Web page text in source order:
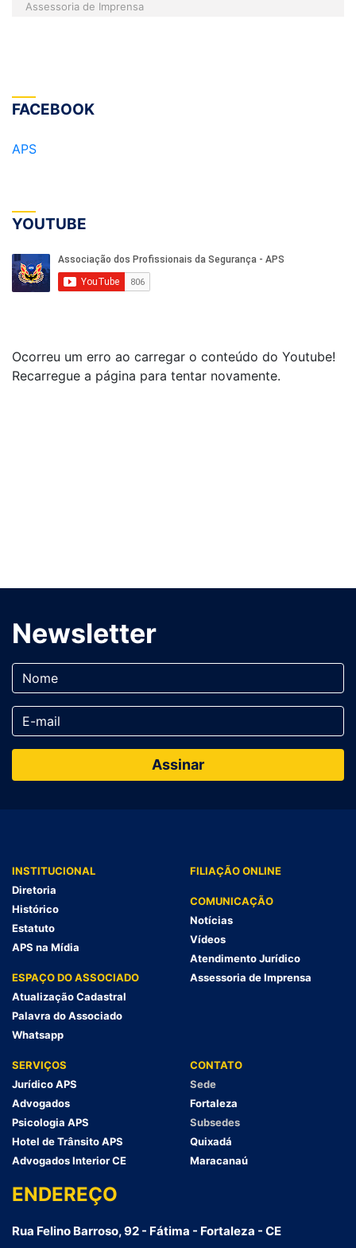
Assessoria de Imprensa
FACEBOOK
APS
YOUTUBE
Ocorreu um erro ao carregar o conteúdo do Youtube!
Recarregue a página para tentar novamente.
Newsletter
INSTITUCIONAL
Diretoria
Histórico
Estatuto
APS na Mídia
ESPAÇO DO ASSOCIADO
Atualização Cadastral
Palavra do Associado
Whatsapp
FILIAÇÃO ONLINE
COMUNICAÇÃO
Notícias
Vídeos
Atendimento Jurídico
Assessoria de Imprensa
SERVIÇOS
Jurídico APS
Advogados
Psicologia APS
Hotel de Trânsito APS
Advogados Interior CE
CONTATO
Sede
Fortaleza
Subsedes
Quixadá
Maracanaú
ENDEREÇO
Rua Felino Barroso, 92 - Fátima - Fortaleza - CE